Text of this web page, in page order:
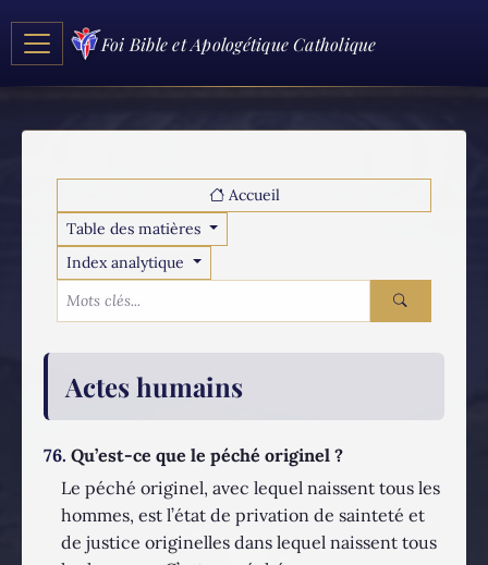
Foi Bible et Apologétique Catholique
Accueil
Table des matières
Index analytique
Actes humains
76. Qu’est-ce que le péché originel ?
Le péché originel, avec lequel naissent tous les
hommes, est l’état de privation de sainteté et
de justice originelles dans lequel naissent tous